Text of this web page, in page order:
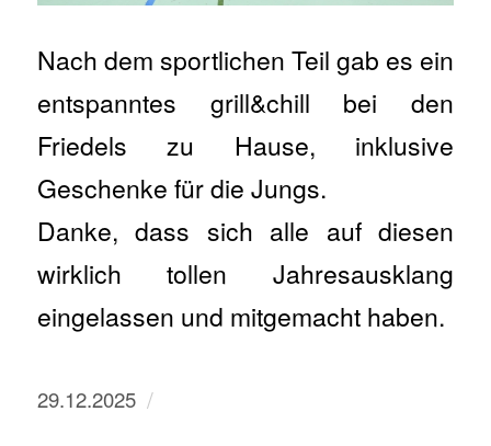
Nach dem sportlichen Teil gab es ein
entspanntes grill&chill bei den
Friedels zu Hause, inklusive
Geschenke für die Jungs.
Danke, dass sich alle auf diesen
wirklich tollen Jahresausklang
eingelassen und mitgemacht haben.
29.12.2025 /